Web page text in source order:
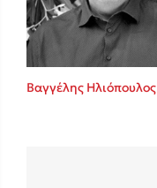
Βαγγέλης Ηλιόπουλος